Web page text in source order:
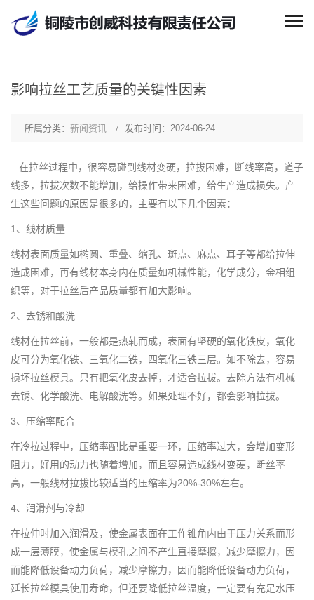
影响拉丝工艺质量的关键性因素
所属分类： 新闻资讯 发布时间：2024-06-24
在拉丝过程中，很容易碰到线材变硬，拉拔困难，断线率高，道子
线多，拉拔次数不能增加，给操作带来困难，给生产造成损失。产
生这些问题的原因是很多的，主要有以下几个因素：
1、线材质量
线材表面质量如椭圆、重叠、缩孔、斑点、麻点、耳子等都给拉伸
造成困难，再有线材本身内在质量如机械性能，化学成分，金相组
织等，对于拉丝后产品质量都有加大影响。
2、去锈和酸洗
线材在拉丝前，一般都是热轧而成，表面有坚硬的氧化铁皮，氧化
皮可分为氧化铁、三氧化二铁，四氧化三铁三层。如不除去，容易
损坏拉丝模具。只有把氧化皮去掉，才适合拉拔。去除方法有机械
去锈、化学酸洗、电解酸洗等。如果处理不好，都会影响拉拔。
3、压缩率配合
在冷拉过程中，压缩率配比是重要一环，压缩率过大，会增加变形
阻力，好用的动力也随着增加，而且容易造成线材变硬，断丝率
高，一般线材拉拔比较适当的压缩率为20%-30%左右。
4、润滑剂与冷却
在拉伸时加入润滑及，使金属表面在工作锥角内由于压力关系而形
成一层薄膜，使金属与模孔之间不产生直接摩擦，减少摩擦力，因
而能降低设备动力负荷，减少摩擦力，因而能降低设备动力负荷，
延长拉丝模具使用寿命，但还要降低拉丝温度，一定要有充足水压